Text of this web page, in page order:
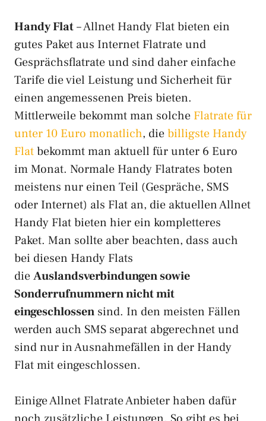
zum Anbieter »
SimonMobile Deal
70 GB Allnet Flat mit 5G und ohne lange
Laufzeit dauerhaft für nur 9,99 Euro
monatlich buchen! Auch mit eSIM.
zum Anbieter »
BlauAllnet 20GB
Preissturz bei Blau: die20 GB 5G Allnet
Flatmit kostenlosen Gesprächen und
5G.
zum Anbieter »
Handy Flat– Allnet Handy Flat bieten ein
gutes Paket aus Internet Flatrate und
Gesprächsflatrate und sind daher einfache
Tarife die viel Leistung und Sicherheit für
einen angemessenen Preis bieten.
Mittlerweile bekommt man solche Flatrate für
unter 10 Euro monatlich, diebilligste Handy
Flatbekommt man aktuell für unter 6 Euro
im Monat. Normale Handy Flatrates boten
meistens nur einen Teil (Gespräche, SMS
oder Internet) als Flat an, die aktuellen Allnet
Handy Flat bieten hier ein kompletteres
Paket. Man sollte aber beachten, dass auch
bei diesen Handy Flats
dieAuslandsverbindungen sowie
Sonderrufnummern nicht mit
eingeschlossen sind. In den meisten Fällen
werden auch SMS separat abgerechnet und
sind nur in Ausnahmefällen in der Handy
Flat mit eingeschlossen.
Einige Allnet Flatrate Anbieter haben dafür